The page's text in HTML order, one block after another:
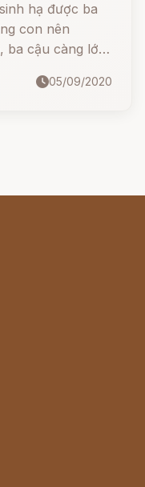
hạ được ba
con nên
ba cậu càng lớn
và làm lụng
05/09/2020